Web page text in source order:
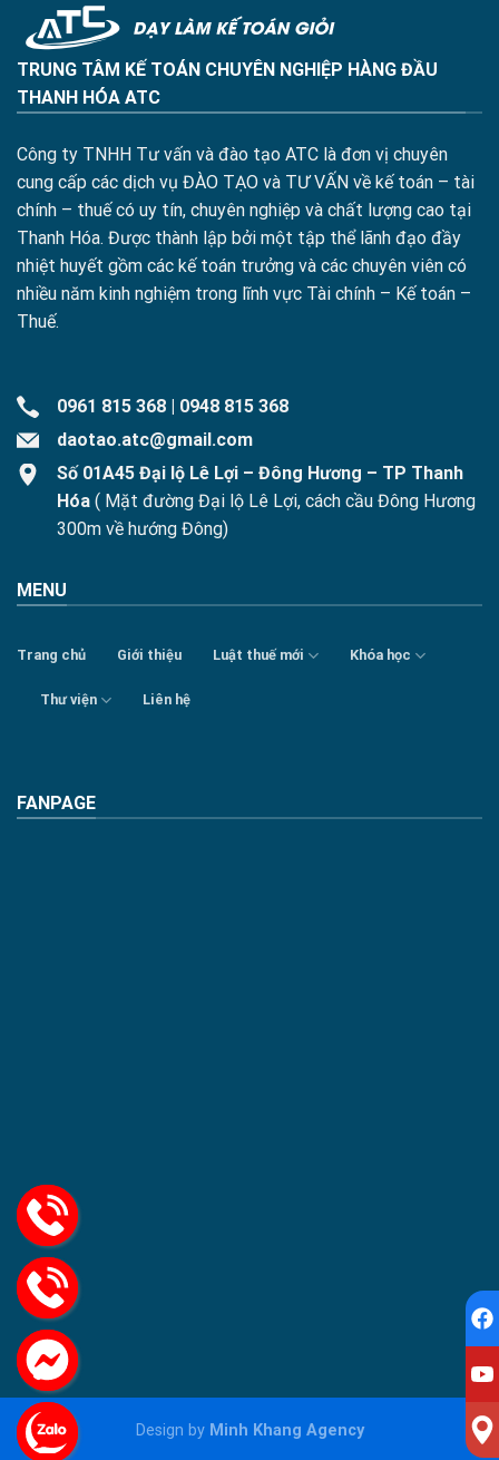
TRUNG TÂM KẾ TOÁN CHUYÊN NGHIỆP HÀNG ĐẦU
THANH HÓA ATC
Công ty TNHH Tư vấn và đào tạo ATC là đơn vị chuyên
cung cấp các dịch vụ ĐÀO TẠO và TƯ VẤN về kế toán – tài
chính – thuế có uy tín, chuyên nghiệp và chất lượng cao tại
Thanh Hóa. Được thành lập bởi một tập thể lãnh đạo đầy
nhiệt huyết gồm các kế toán trưởng và các chuyên viên có
nhiều năm kinh nghiệm trong lĩnh vực Tài chính – Kế toán –
Thuế.
0961 815 368 | 0948 815 368
daotao.atc@gmail.com
Số 01A45 Đại lộ Lê Lợi – Đông Hương – TP Thanh
Hóa ( Mặt đường Đại lộ Lê Lợi, cách cầu Đông Hương
300m về hướng Đông)
MENU
Trang chủ Giới thiệu Luật thuế mới Khóa học
Thư viện Liên hệ
FANPAGE
Design by Minh Khang Agency